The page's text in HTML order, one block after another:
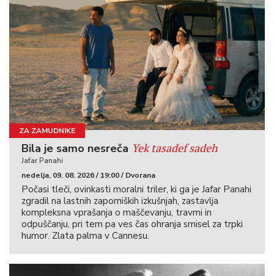
ZA ZAMUDNIKE
Bila je samo nesreča Yek tasadef sadeh
Jafar Panahi
nedelja, 09. 08. 2026 / 19:00 / Dvorana
Počasi tleči, ovinkasti moralni triler, ki ga je Jafar Panahi
zgradil na lastnih zaporniških izkušnjah, zastavlja
kompleksna vprašanja o maščevanju, travmi in
odpuščanju, pri tem pa ves čas ohranja smisel za trpki
humor. Zlata palma v Cannesu.